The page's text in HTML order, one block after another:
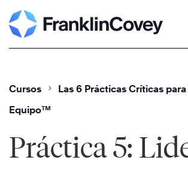
Skip
to
content
Cursos
Las 6 Prácticas Críticas
Equipo™
Práctica 5: